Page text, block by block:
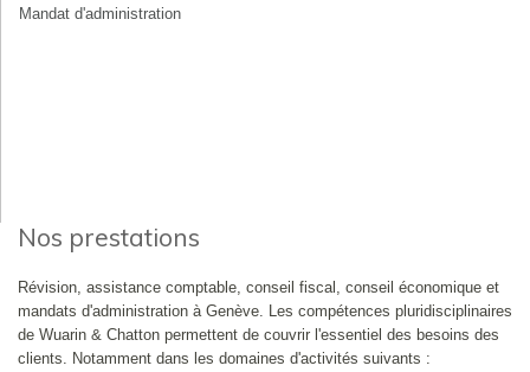
Mandat d'administration
Nos prestations
Révision, assistance comptable, conseil fiscal, conseil économique et
mandats d'administration à Genève. Les compétences pluridisciplinaires
de Wuarin & Chatton permettent de couvrir l'essentiel des besoins des
clients. Notamment dans les domaines d'activités suivants :